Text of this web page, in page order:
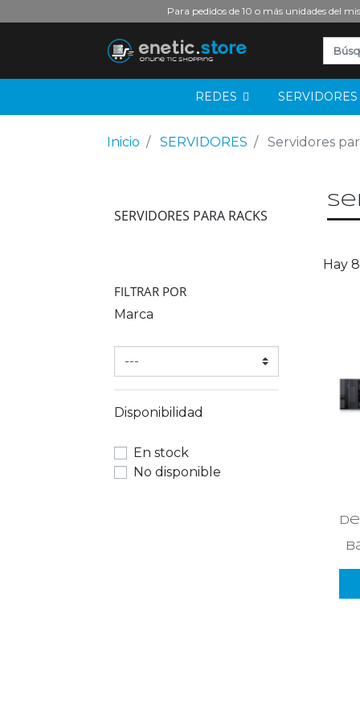
Para pedidos de 10 o más unidades del
REDES
Inicio SERVIDORES Servidores
SERVIDORES PARA RACKS
FILTRAR POR
Marca
Disponibilidad
En stock
No disponible
Hay